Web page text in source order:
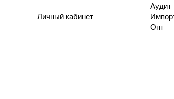
Личный кабинет
Аудит
Опт